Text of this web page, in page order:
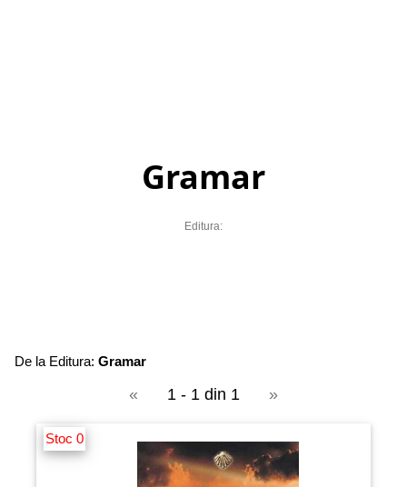
Gramar
Editura:
De la Editura: Gramar
« 1 - 1 din 1 »
Stoc 0